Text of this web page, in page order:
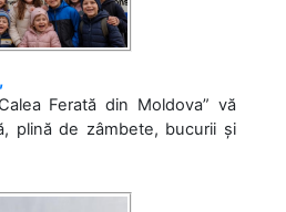
Ferată din Moldova” vă
plină de zâmbete, bucurii și